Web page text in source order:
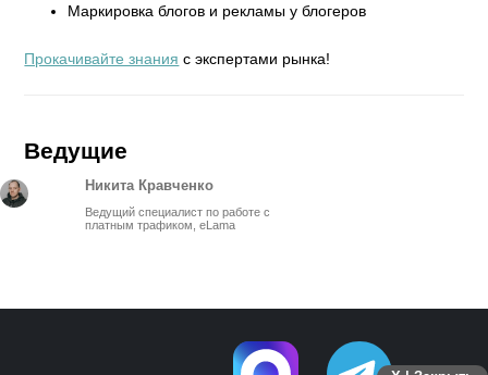
Маркировка блогов и рекламы у блогеров
Прокачивайте знания с экспертами рынка!
Ведущие
Никита Кравченко
Ведущий специалист по работе с
платным трафиком, eLama